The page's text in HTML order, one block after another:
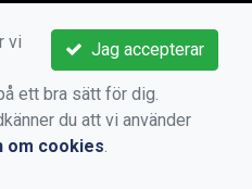
Jag accepterar
vi
ett bra sätt för dig.
du att vi använder
om cookies.